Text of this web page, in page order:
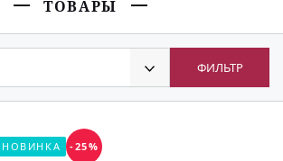
ТОВАРЫ
ФИЛЬТР
НОВИНКА -25%